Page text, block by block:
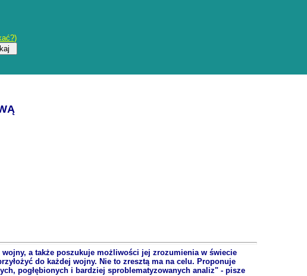
)
a także poszukuje możliwości jej zrozumienia w świecie
do każdej wojny. Nie to zresztą ma na celu. Proponuje
pogłębionych i bardziej sproblematyzowanych analiz" - pisze